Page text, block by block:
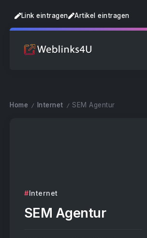
Link eintragen Artikel eintragen
Home / Internet / SEM Agentur
Internet
SEM Agentur